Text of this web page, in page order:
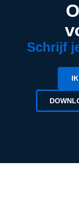
Schrijf